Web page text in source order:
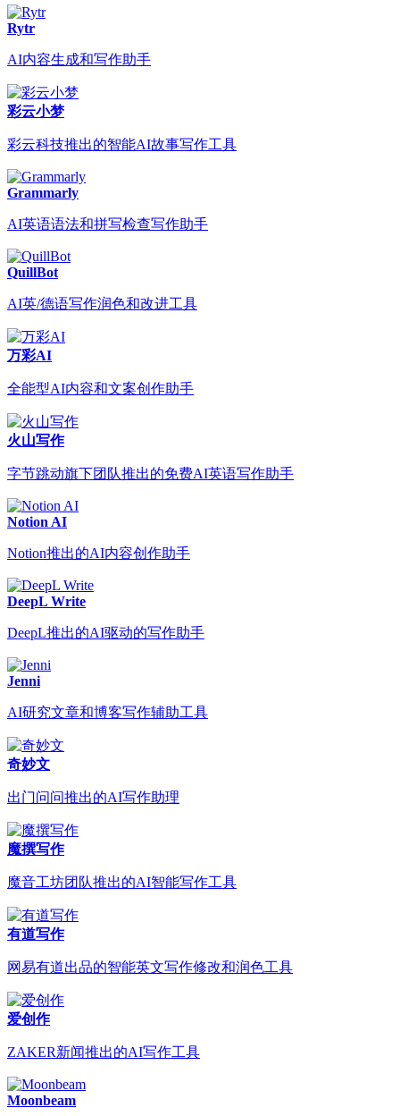
Rytr
AI内容生成和写作助手
彩云小梦
彩云科技推出的智能AI故事写作工具
Grammarly
AI英语语法和拼写检查写作助手
QuillBot
AI英/德语写作润色和改进工具
万彩AI
全能型AI内容和文案创作助手
火山写作
字节跳动旗下团队推出的免费AI英语写作助手
Notion AI
Notion推出的AI内容创作助手
DeepL Write
DeepL推出的AI驱动的写作助手
Jenni
AI研究文章和博客写作辅助工具
奇妙文
出门问问推出的AI写作助理
魔撰写作
魔音工坊团队推出的AI智能写作工具
有道写作
网易有道出品的智能英文写作修改和润色工具
爱创作
ZAKER新闻推出的AI写作工具
Moonbeam